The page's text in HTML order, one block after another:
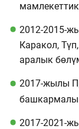
2012-2015-
Каракол,
аралык
2017-жылы
2017-2021-